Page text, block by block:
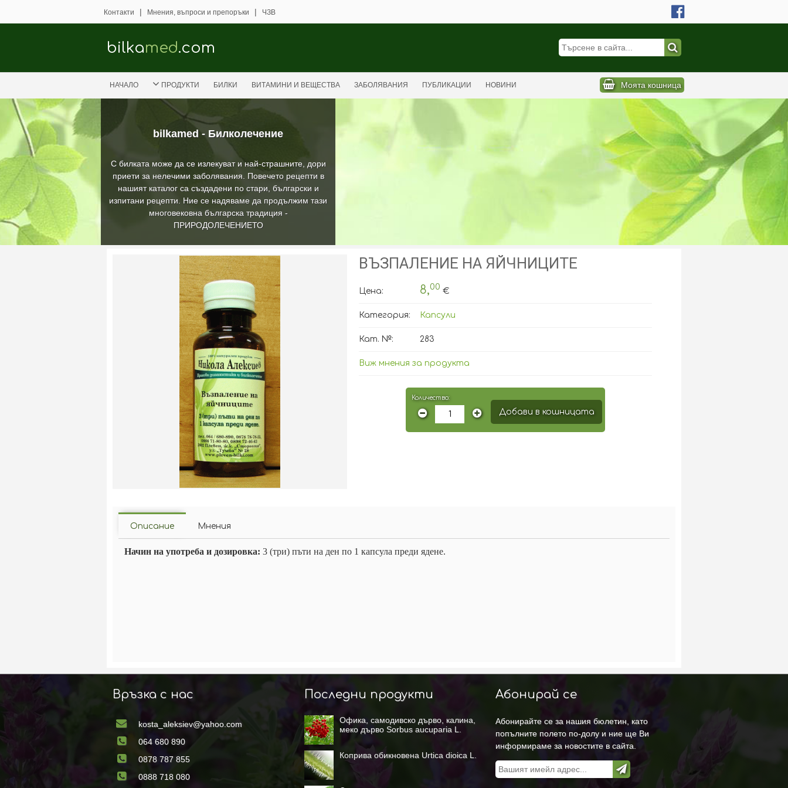
bilkamed - Билколечение
С билката може да се излекуват и най-страшните, дори
приети за нелечими заболявания. Повечето рецепти в
нашият каталог са създадени по стари, български и
изпитани рецепти. Ние се надяваме да продължим тази
многовековна българска традиция -
ПРИРОДОЛЕЧЕНИЕТО
Контакти | Мнения, въпроси и препоръки | ЧЗВ
bilkamed.com
НАЧАЛО ПРОДУКТИ БИЛКИ ВИТАМИНИ И ВЕЩЕСТВА ЗАБОЛЯВАНИЯ ПУБЛИКАЦИИ НОВИНИ Моята кошница
ВЪЗПАЛЕНИЕ НА ЯЙЧНИЦИТЕ
Цена: 8,00 €
Категория: Капсули
Кат. №: 283
Виж мнения за продукта
Количество:
Добави в кошницата
Описание Мнения
Начин на употреба и дозировка: 3 (три) пъти на ден по 1 капсула преди ядене.
Връзка с нас
kosta_aleksiev@yahoo.com
064 680 890
0878 787 855
0888 718 080
Последни продукти
Офика, самодивско дърво, калина,
меко дърво Sorbus aucuparia L.
Коприва обикновена Urtica dioica L.
Абонирай се
Абонирайте се за нашия бюлетин, като
попълните полето по-долу и ние ще Ви
информираме за новостите в сайта.